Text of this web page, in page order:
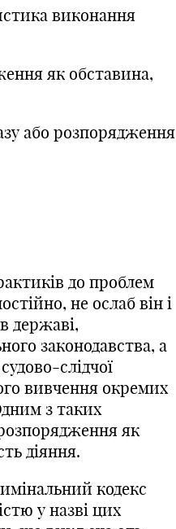
виконання
як обставина,
або розпорядження
до проблем
не ослаб він і
державі,
законодавства, а
слідчої
вивчення окремих
з таких
як
діяння.
кодекс
у назві цих